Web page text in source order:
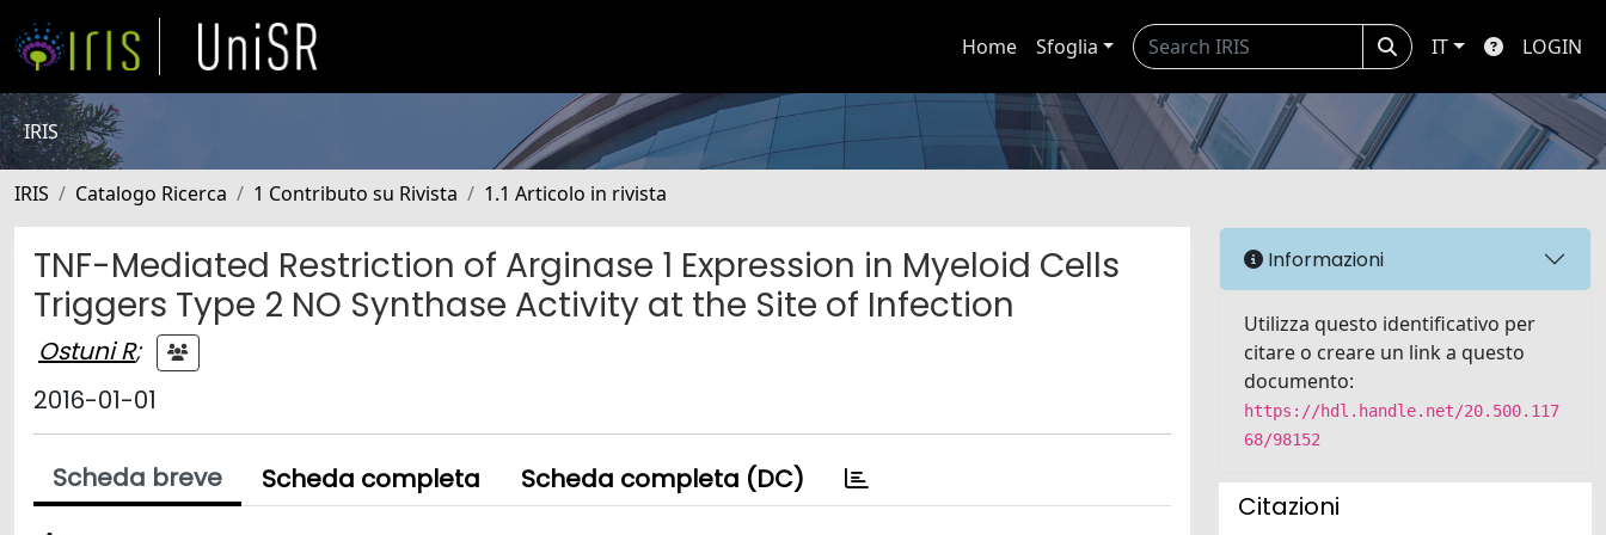
Home Sfoglia IT LOGIN
IRIS
IRIS Catalogo Ricerca 1 Contributo su Rivista 1.1 Articolo in rivista
TNF-Mediated Restriction of Arginase 1 Expression in Myeloid Cells
Triggers Type 2 NO Synthase Activity at the Site of Infection
Ostuni R;
2016-01-01
Scheda breve Scheda completa Scheda completa (DC)
Informazioni
Utilizza questo identificativo per
citare o creare un link a questo
documento:
https://hdl.handle.net/20.500.117
68/98152
Citazioni